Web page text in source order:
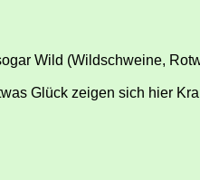
Wild (Wildschweine,
Glück zeigen sich hier